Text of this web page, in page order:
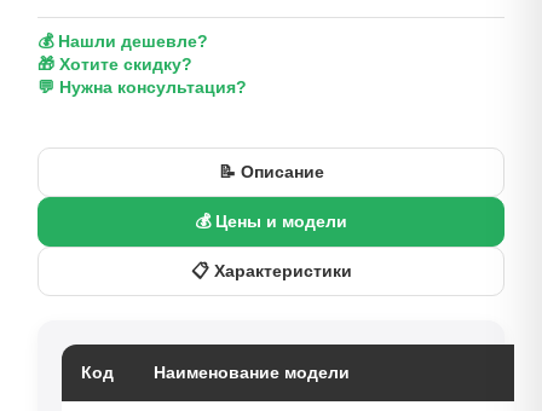
💰 Нашли дешевле?
🎁 Хотите скидку?
💬 Нужна консультация?
📝 Описание
💰 Цены и модели
📋 Характеристики
Код Наименование модели